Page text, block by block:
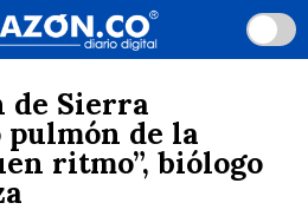
de Sierra
de la
ritmo”, biólogo